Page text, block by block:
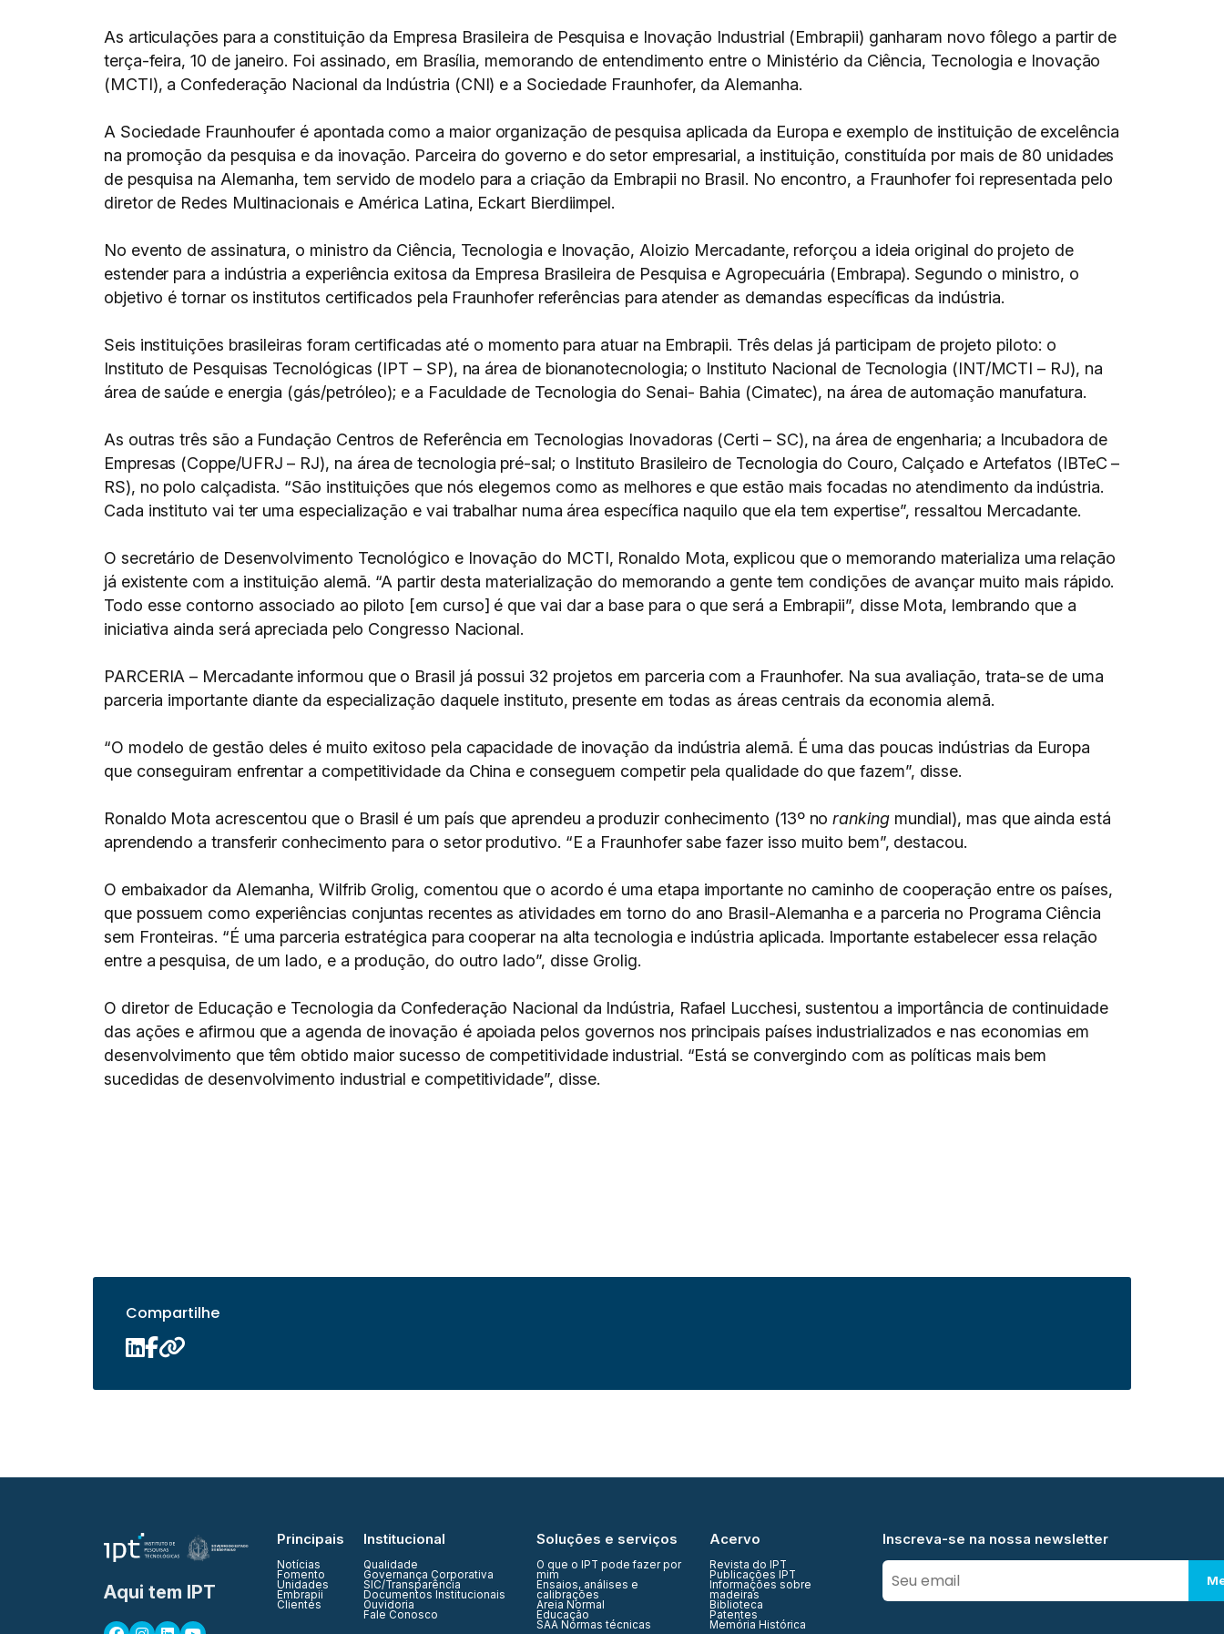
As articulações para a constituição da Empresa Brasileira de Pesquisa e Inovação Industrial (Embrapii) ganharam novo fôlego a partir de
terça-feira, 10 de janeiro. Foi assinado, em Brasília, memorando de entendimento entre o Ministério da Ciência, Tecnologia e Inovação
(MCTI), a Confederação Nacional da Indústria (CNI) e a Sociedade Fraunhofer, da Alemanha.
A Sociedade Fraunhoufer é apontada como a maior organização de pesquisa aplicada da Europa e exemplo de instituição de excelência
na promoção da pesquisa e da inovação. Parceira do governo e do setor empresarial, a instituição, constituída por mais de 80 unidades
de pesquisa na Alemanha, tem servido de modelo para a criação da Embrapii no Brasil. No encontro, a Fraunhofer foi representada pelo
diretor de Redes Multinacionais e América Latina, Eckart Bierdiimpel.
No evento de assinatura, o ministro da Ciência, Tecnologia e Inovação, Aloizio Mercadante, reforçou a ideia original do projeto de
estender para a indústria a experiência exitosa da Empresa Brasileira de Pesquisa e Agropecuária (Embrapa). Segundo o ministro, o
objetivo é tornar os institutos certificados pela Fraunhofer referências para atender as demandas específicas da indústria.
Seis instituições brasileiras foram certificadas até o momento para atuar na Embrapii. Três delas já participam de projeto piloto: o
Instituto de Pesquisas Tecnológicas (IPT – SP), na área de bionanotecnologia; o Instituto Nacional de Tecnologia (INT/MCTI – RJ), na
área de saúde e energia (gás/petróleo); e a Faculdade de Tecnologia do Senai- Bahia (Cimatec), na área de automação manufatura.
As outras três são a Fundação Centros de Referência em Tecnologias Inovadoras (Certi – SC), na área de engenharia; a Incubadora de
Empresas (Coppe/UFRJ – RJ), na área de tecnologia pré-sal; o Instituto Brasileiro de Tecnologia do Couro, Calçado e Artefatos (IBTeC –
RS), no polo calçadista. “São instituições que nós elegemos como as melhores e que estão mais focadas no atendimento da indústria.
Cada instituto vai ter uma especialização e vai trabalhar numa área específica naquilo que ela tem expertise”, ressaltou Mercadante.
O secretário de Desenvolvimento Tecnológico e Inovação do MCTI, Ronaldo Mota, explicou que o memorando materializa uma relação
já existente com a instituição alemã. “A partir desta materialização do memorando a gente tem condições de avançar muito mais rápido.
Todo esse contorno associado ao piloto [em curso] é que vai dar a base para o que será a Embrapii”, disse Mota, lembrando que a
iniciativa ainda será apreciada pelo Congresso Nacional.
PARCERIA – Mercadante informou que o Brasil já possui 32 projetos em parceria com a Fraunhofer. Na sua avaliação, trata-se de uma
parceria importante diante da especialização daquele instituto, presente em todas as áreas centrais da economia alemã.
“O modelo de gestão deles é muito exitoso pela capacidade de inovação da indústria alemã. É uma das poucas indústrias da Europa
que conseguiram enfrentar a competitividade da China e conseguem competir pela qualidade do que fazem”, disse.
Ronaldo Mota acrescentou que o Brasil é um país que aprendeu a produzir conhecimento (13º norankingmundial), mas que ainda está
aprendendo a transferir conhecimento para o setor produtivo. “E a Fraunhofer sabe fazer isso muito bem”, destacou.
O embaixador da Alemanha, Wilfrib Grolig, comentou que o acordo é uma etapa importante no caminho de cooperação entre os países,
que possuem como experiências conjuntas recentes as atividades em torno do ano Brasil-Alemanha e a parceria no Programa Ciência
sem Fronteiras. “É uma parceria estratégica para cooperar na alta tecnologia e indústria aplicada. Importante estabelecer essa relação
entre a pesquisa, de um lado, e a produção, do outro lado”, disse Grolig.
O diretor de Educação e Tecnologia da Confederação Nacional da Indústria, Rafael Lucchesi, sustentou a importância de continuidade
das ações e afirmou que a agenda de inovação é apoiada pelos governos nos principais países industrializados e nas economias em
desenvolvimento que têm obtido maior sucesso de competitividade industrial. “Está se convergindo com as políticas mais bem
sucedidas de desenvolvimento industrial e competitividade”, disse.
Compartilhe
Aqui tem IPT
Principais
Notícias
Fomento
Unidades
Embrapii
Clientes
Institucional
Qualidade
Governança Corporativa
SIC/Transparência
Documentos Institucionais
Ouvidoria
Fale Conosco
Soluções e serviços
O que o IPT pode fazer por
mim
Ensaios, análises e
calibrações
Areia Normal
Educação
SAA Normas técnicas
Acervo
Revista do IPT
Publicações IPT
Informações sobre
madeiras
Biblioteca
Patentes
Memória Histórica
Inscreva-se na nossa newsletter